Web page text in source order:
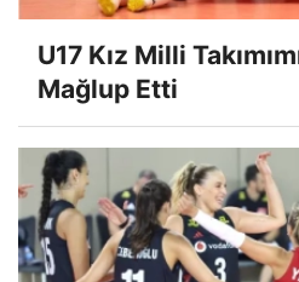
U17 Kız Milli
Mağlup Etti